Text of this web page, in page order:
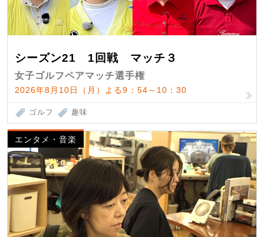
シーズン21 1回戦 マッチ３
女子ゴルフペアマッチ選手権
2026年8月10日（月）よる9：54～10：30
ゴルフ 趣味
エンタメ・音楽